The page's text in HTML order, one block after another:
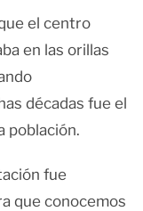
el centro
en las orillas
décadas fue el
población.
fue
que conocemos